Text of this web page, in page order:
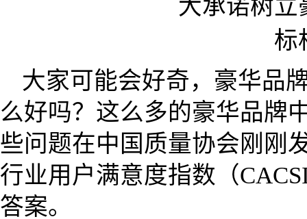
大家可能会好奇，豪华品
么好吗？这么多的豪华品牌
些问题在中国质量协会刚刚
行业用户满意度指数（
答案。